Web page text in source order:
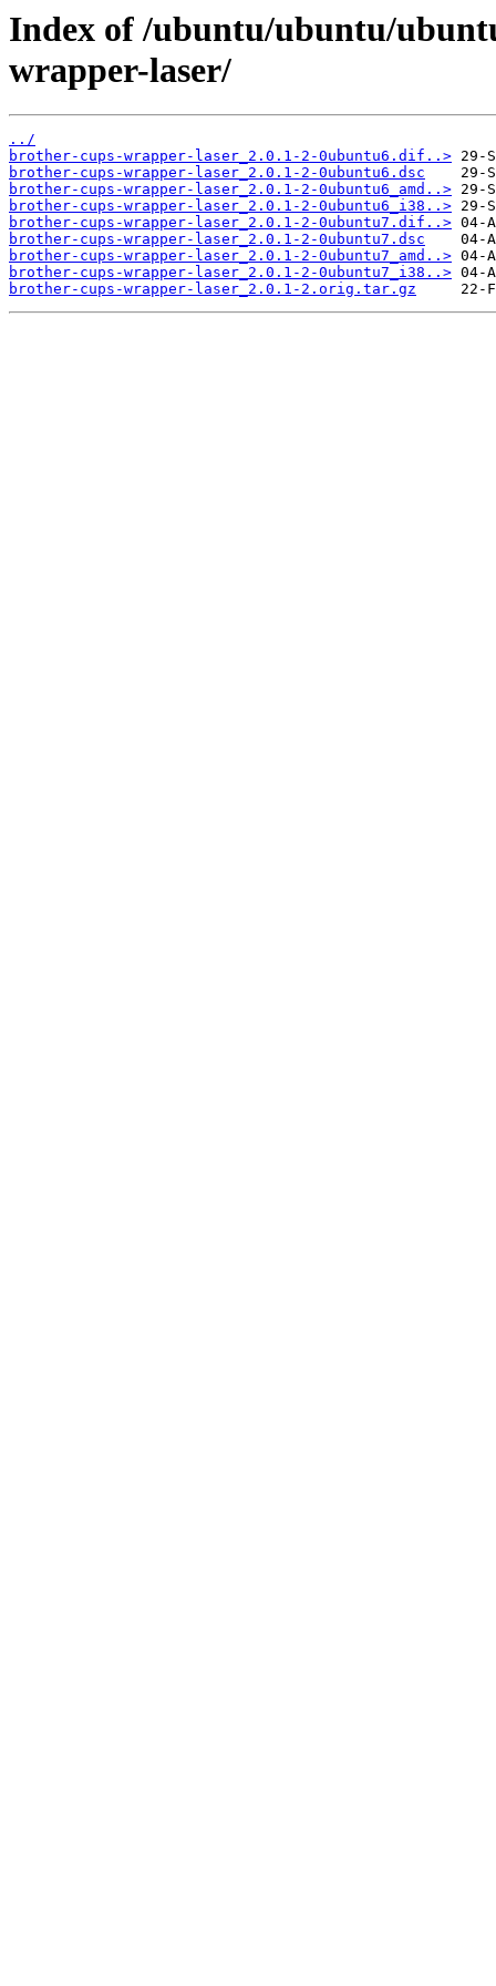
Index of /ubuntu/ubuntu/
wrapper-laser/
../
brother-cups-wrapper-laser_2.0.1-2-0ubuntu6.dif..>
brother-cups-wrapper-laser_2.0.1-2-0ubuntu6.dsc
brother-cups-wrapper-laser_2.0.1-2-0ubuntu6_amd..>
brother-cups-wrapper-laser_2.0.1-2-0ubuntu6_i38..>
brother-cups-wrapper-laser_2.0.1-2-0ubuntu7.dif..>
brother-cups-wrapper-laser_2.0.1-2-0ubuntu7.dsc
brother-cups-wrapper-laser_2.0.1-2-0ubuntu7_amd..>
brother-cups-wrapper-laser_2.0.1-2-0ubuntu7_i38..>
brother-cups-wrapper-laser_2.0.1-2.orig.tar.gz